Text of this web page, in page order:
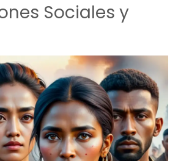
Sociales y